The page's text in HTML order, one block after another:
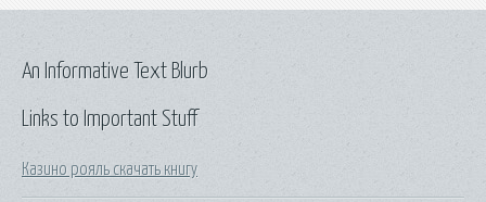
Links to Important Stuff
Казино рояль скачать книгу
An Informative Text Blurb